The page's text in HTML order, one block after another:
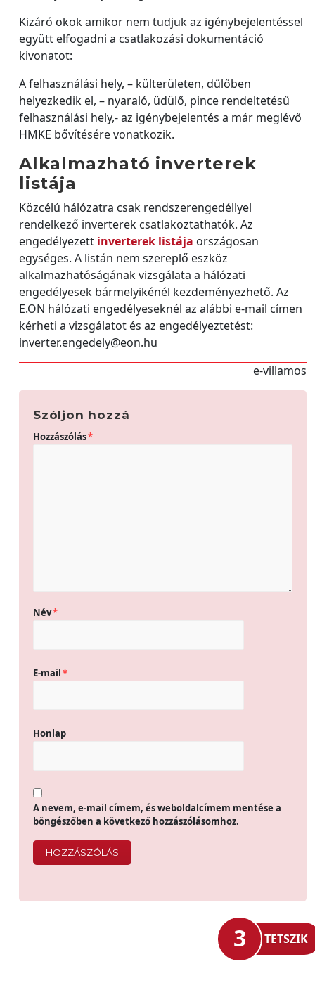
Kizáró okok amikor nem tudjuk az igénybejelentéssel
együtt elfogadni a csatlakozási dokumentáció
kivonatot:
A felhasználási hely, – külterületen, dűlőben
helyezkedik el, – nyaraló, üdülő, pince rendeltetésű
felhasználási hely,- az igénybejelentés a már meglévő
HMKE bővítésére vonatkozik.
Alkalmazható inverterek
listája
Közcélú hálózatra csak rendszerengedéllyel
rendelkező inverterek csatlakoztathatók. Az
engedélyezett inverterek listája országosan
egységes. A listán nem szereplő eszköz
alkalmazhatóságának vizsgálata a hálózati
engedélyesek bármelyikénél kezdeményezhető. Az
E.ON hálózati engedélyeseknél az alábbi e-mail címen
kérheti a vizsgálatot és az engedélyeztetést:
inverter.engedely@eon.hu
e-villamos
Szóljon hozzá
Hozzászólás*
Név*
E-mail*
Honlap
A nevem, e-mail címem, és weboldalcímem mentése a
böngészőben a következő hozzászólásomhoz.
3 TETSZIK